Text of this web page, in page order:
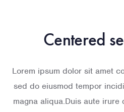
Centered
Lorem ipsum dolor sit amet
sed do eiusmod tempor
magna aliqua.Duis aute